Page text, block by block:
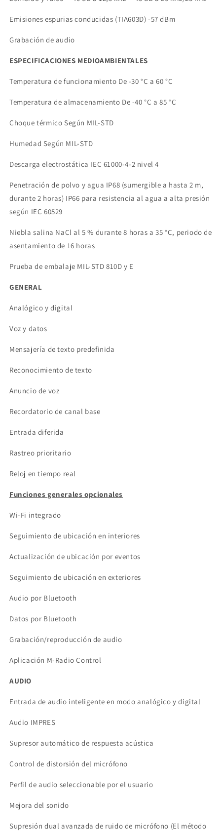
Emisiones espurias conducidas (TIA603D) -57 dBm
Grabación de audio
ESPECIFICACIONES MEDIOAMBIENTALES
Temperatura de funcionamiento De -30 °C a 60 °C
Temperatura de almacenamiento De -40 °C a 85 °C
Choque térmico Según MIL-STD
Humedad Según MIL-STD
Descarga electrostática IEC 61000-4-2 nivel 4
Penetración de polvo y agua IP68 (sumergible a hasta 2 m,
durante 2 horas) IP66 para resistencia al agua a alta presión
según IEC 60529
Niebla salina NaCl al 5 % durante 8 horas a 35 °C, periodo de
asentamiento de 16 horas
Prueba de embalaje MIL-STD 810D y E
GENERAL
Analógico y digital
Voz y datos
Mensajería de texto predefinida
Reconocimiento de texto
Anuncio de voz
Recordatorio de canal base
Entrada diferida
Rastreo prioritario
Reloj en tiempo real
Funciones generales opcionales
Wi-Fi integrado
Seguimiento de ubicación en interiores
Actualización de ubicación por eventos
Seguimiento de ubicación en exteriores
Audio por Bluetooth
Datos por Bluetooth
Grabación/reproducción de audio
Aplicación M-Radio Control
AUDIO
Entrada de audio inteligente en modo analógico y digital
Audio IMPRES
Supresor automático de respuesta acústica
Control de distorsión del micrófono
Perfil de audio seleccionable por el usuario
Mejora del sonido
Supresión dual avanzada de ruido de micrófono (El método